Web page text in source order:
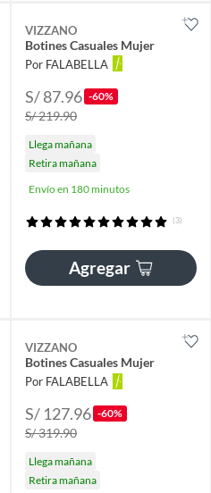
VIZZANO
Botines Casuales Mujer
Por FALABELLA
S/ 87.96 -60%
S/ 219.90
Llega mañana
Retira mañana
Envío en 180 minutos
(3)
Agregar
VIZZANO
Botines Casuales Mujer
Por FALABELLA
S/ 127.96 -60%
S/ 319.90
Llega mañana
Retira mañana